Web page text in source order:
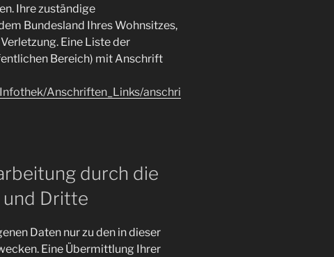
Ihre zuständige
Bundesland Ihres Wohnsitzes,
Eine Liste der
Bereich) mit Anschrift
Anschriften_Links/anschri
durch die
Dritte
Daten nur zu den in dieser
Eine Übermittlung Ihrer